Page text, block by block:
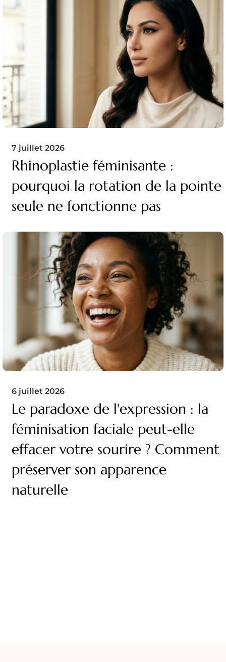
7 juillet 2026
Rhinoplastie féminisante :
pourquoi la rotation de la pointe
seule ne fonctionne pas
6 juillet 2026
Le paradoxe de l'expression : la
féminisation faciale peut-elle
effacer votre sourire ? Comment
préserver son apparence
naturelle